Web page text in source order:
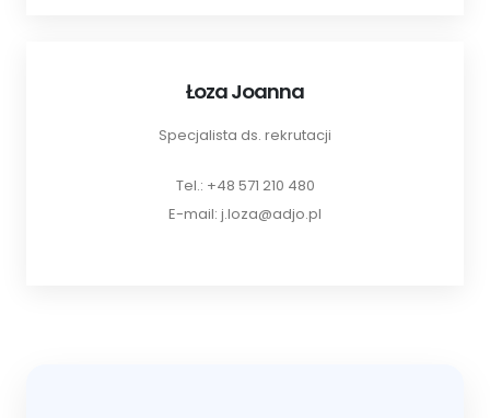
Łoza Joanna
Specjalista ds. rekrutacji
Tel.: +48 571 210 480
E-mail: j.loza@adjo.pl